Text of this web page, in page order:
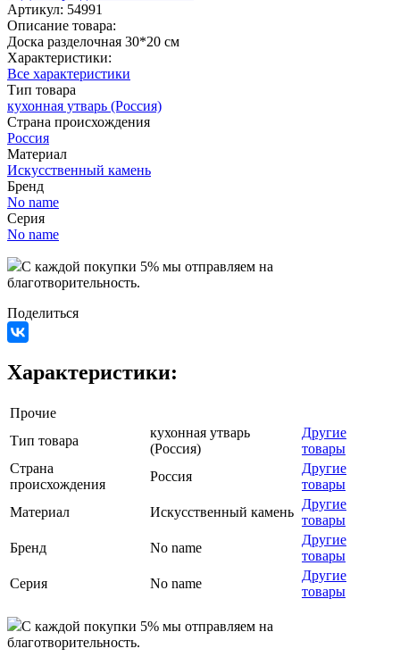
Артикул: 54991
Описание товара:
Доска разделочная 30*20 см
Характеристики:
Все характеристики
Тип товара
кухонная утварь (Россия)
Страна происхождения
Россия
Материал
Искусственный камень
Бренд
No name
Серия
No name
C каждой покупки 5% мы отправляем на
благотворительность.
Поделиться
Характеристики:
Прочие
Тип товара
кухонная утварь
(Россия)
Другие
товары
Страна
происхождения
Россия
Другие
товары
Материал
Искусственный камень
Другие
товары
Бренд
No name
Другие
товары
Серия
No name
Другие
товары
C каждой покупки 5% мы отправляем на
благотворительность.